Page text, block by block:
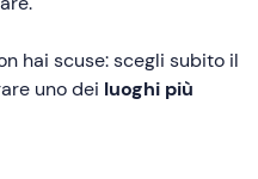
hai scuse: scegli subito il
uno dei luoghi più